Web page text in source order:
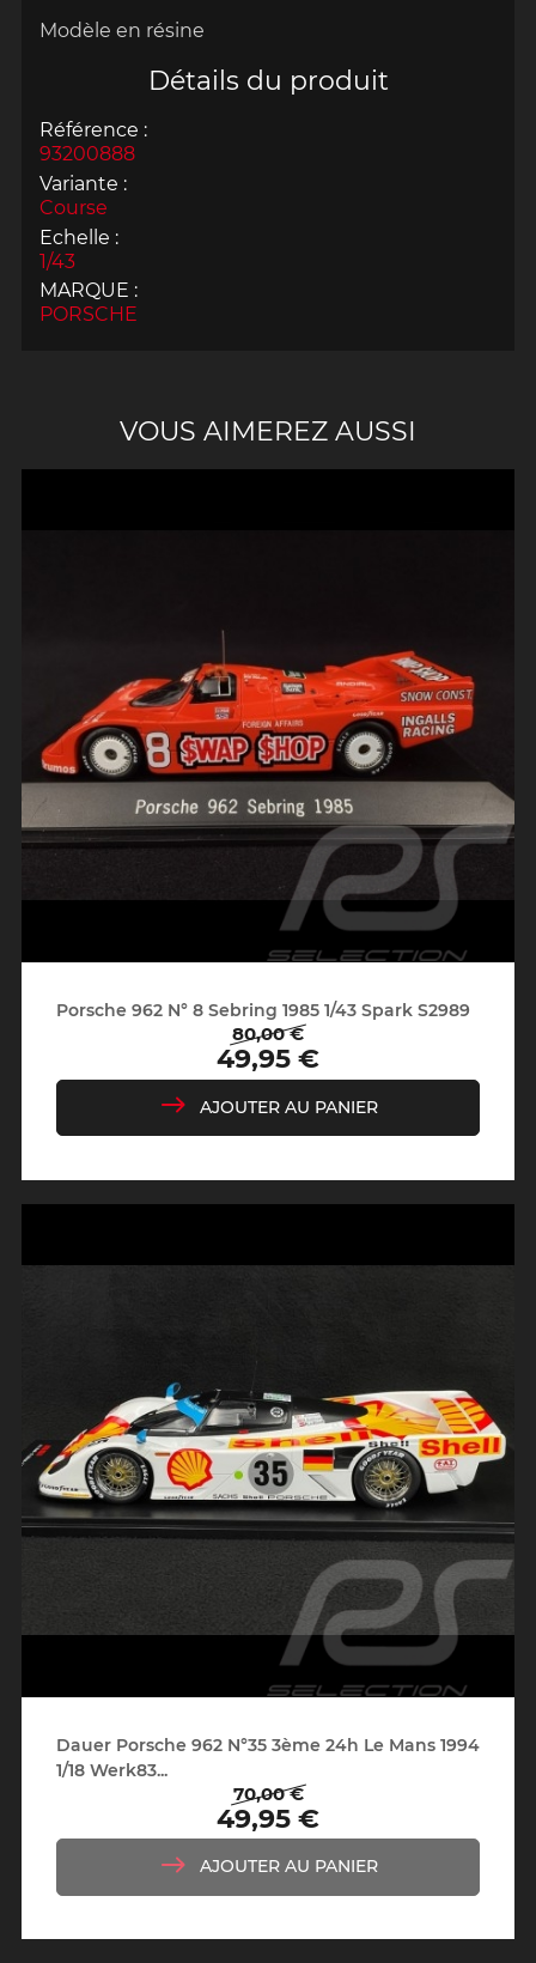
VOUS AIMEREZ AUSSI
Porsche 962 N° 8 Sebring 1985 1/43 Spark S2989
Prix
de
base
80,00 €
Prix
49,95 €
AJOUTER AU PANIER
Dauer Porsche 962 N°35 3ème 24h Le Mans 1994
1/18 Werk83...
Prix
de
base
70,00 €
Prix
49,95 €
AJOUTER AU PANIER
Modèle en résine
Détails du produit
Référence :
93200888
Variante :
Course
Echelle :
1/43
MARQUE :
PORSCHE